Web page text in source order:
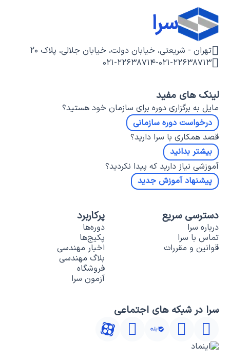
سرا
تهران - شریعتی، خیابان دولت، خیابان جلالی، پلاک ۲۰
۰۲۱-۲۲۶۳۸۷۱۳-۰۲۱-۲۲۶۳۸۷۱۴
لینک های مفید
مایل به برگزاری دوره برای سازمان خود هستید؟
درخواست دوره سازمانی
قصد همکاری با سرا دارید؟
بیشتر بدانید
آموزشی نیاز دارید که پیدا نکردید؟
پیشنهاد آموزش جدید
دسترسی سریع
درباره سرا
تماس با سرا
قوانین و مقررات
پرکاربرد
دوره‌ها
پکیج‌ها
اخبار مهندسی
بلاگ مهندسی
فروشگاه
آزمون سرا
سرا در شبکه های اجتماعی